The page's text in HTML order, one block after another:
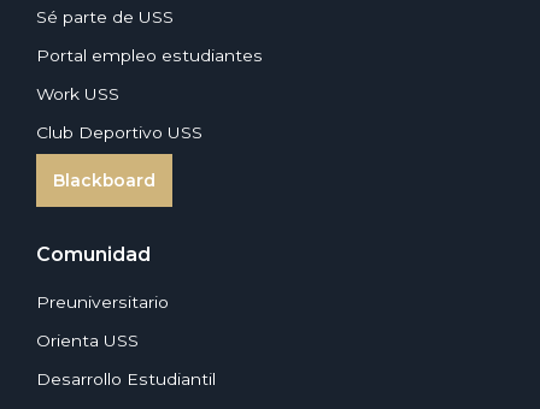
Sé parte de USS
Portal empleo estudiantes
Work USS
Club Deportivo USS
Blackboard
Comunidad
Preuniversitario
Orienta USS
Desarrollo Estudiantil